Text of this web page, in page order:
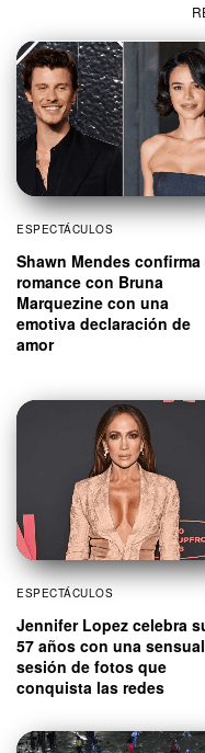
ESPECTÁCULOS
Shawn Mendes confirma
romance con Bruna
Marquezine con una
emotiva declaración de
amor
ESPECTÁCULOS
Jennifer Lopez celebra
57 años con una sensual
sesión de fotos que
conquista las redes